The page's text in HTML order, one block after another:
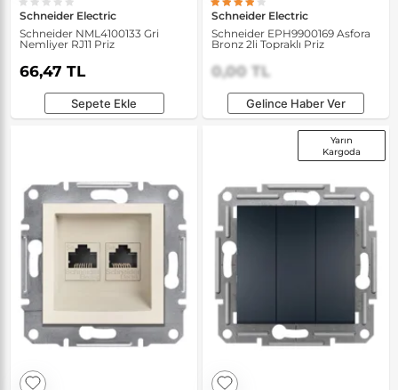
Schneider Electric
Schneider NML4100133 Gri
Nemliyer RJ11 Priz
66,47 TL
Sepete Ekle
Schneider Electric
Schneider EPH9900169 Asfora
Bronz 2li Topraklı Priz
0,00 TL
Gelince Haber Ver
Yarın
Kargoda